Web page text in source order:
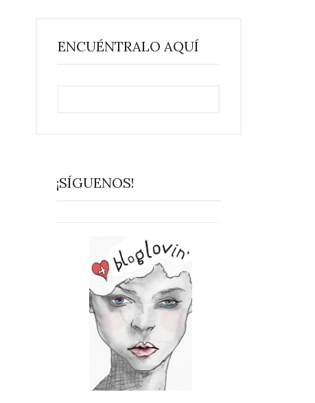
ENCUÉNTRALO AQUÍ
¡SÍGUENOS!